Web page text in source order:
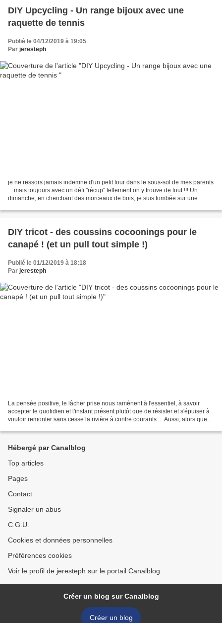
DIY Upcycling - Un range bijoux avec une
raquette de tennis
Publié le 04/12/2019 à 19:05
Par jeresteph
je ne ressors jamais indemne d'un petit tour dans le sous-sol de mes parents
... mais toujours avec un défi "récup" tellement on y trouve de tout !!! Un
dimanche, en cherchant des morceaux de bois, je suis tombée sur une
DIY tricot - des coussins cocoonings pour le
canapé ! (et un pull tout simple !)
Publié le 01/12/2019 à 18:18
Par jeresteph
La pensée positive, le lâcher prise nous ramènent à l'essentiel, à savoir
accepter le quotidien et l'instant présent plutôt que de résister et s'épuiser à
vouloir remonter sans cesse la rivière à contre courants ... Aussi, alors que
Hébergé par Canalblog
Top articles
Pages
Contact
Signaler un abus
C.G.U.
Cookies et données personnelles
Préférences cookies
Voir le profil de jeresteph sur le portail Canalblog
Créer un blog sur Canalblog
Créer un blog